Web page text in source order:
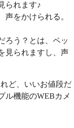
られます♪
をかけられる。
ろう？とは、ペッ
見られますし、声
ど、いいお値段だ
ル機能のWEBカメ